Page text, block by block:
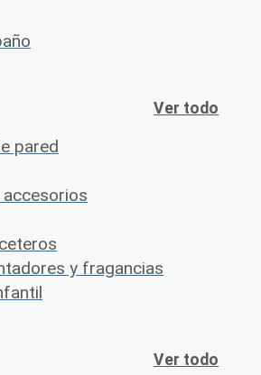
Ver todo
pared
accesorios
y fragancias
Ver todo